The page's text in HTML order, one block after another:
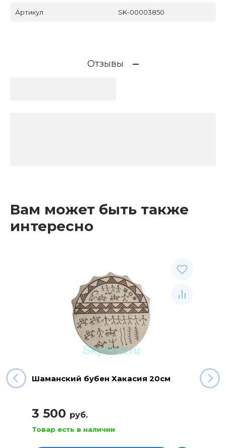
Артикул SK-00003850
Отзывы
Вам может быть также
интересно
Шаманский бубен Хакасия 20см
3 500 руб.
Товар есть в наличии